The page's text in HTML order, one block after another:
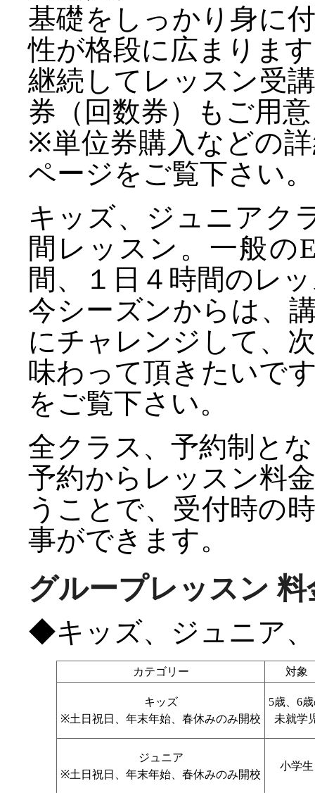
基礎をしっかり身に
性が格段に広まりま
継続してレッスン受
券（回数券）もご用
※単位券購入などの
ページをご覧下さい。
キッズ、ジュニアク
間レッスン。一般の
間、１日４時間のレ
今シーズンからは、
にチャレンジして、
味わって頂きたいで
をご覧下さい。
全クラス、予約制と
予約からレッスン料
うことで、受付時の
事ができます。
グループレッスン 料
◆キッズ、ジュニア
カテゴリー 対象
キッズ
※土日祝日、年末年始、春休みのみ開校
5歳、6
未就学
ジュニア
※土日祝日、年末年始、春休みのみ開校
小学生